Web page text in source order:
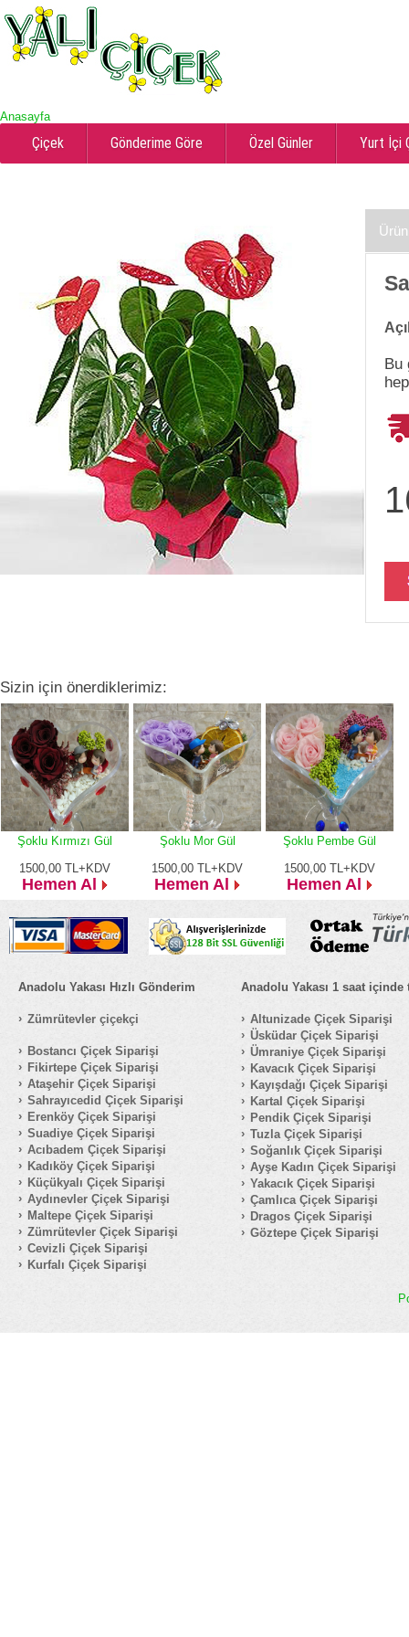
Anasayfa
Çiçek Gönderime Göre Özel Günler Yurt İçi
Bu
Sizin için önerdiklerimiz:
Şoklu Kırmızı Gül
1500,00 TL+KDV
Hemen Al
Şoklu Mor Gül
1500,00 TL+KDV
Hemen Al
Şoklu Pembe Gül
1500,00 TL+KDV
Hemen Al
Anadolu Yakası Hızlı Gönderim
Zümrütevler çiçekçi
Bostancı Çiçek Siparişi
Fikirtepe Çiçek Siparişi
Ataşehir Çiçek Siparişi
Sahrayıcedid Çiçek Siparişi
Erenköy Çiçek Siparişi
Suadiye Çiçek Siparişi
Acıbadem Çiçek Siparişi
Kadıköy Çiçek Siparişi
Küçükyalı Çiçek Siparişi
Aydınevler Çiçek Siparişi
Maltepe Çiçek Siparişi
Zümrütevler Çiçek Siparişi
Cevizli Çiçek Siparişi
Kurfalı Çiçek Siparişi
Anadolu Yakası 1 saat içinde
Altunizade Çiçek Siparişi
Üsküdar Çiçek Siparişi
Ümraniye Çiçek Siparişi
Kavacık Çiçek Siparişi
Kayışdağı Çiçek Siparişi
Kartal Çiçek Siparişi
Pendik Çiçek Siparişi
Tuzla Çiçek Siparişi
Soğanlık Çiçek Siparişi
Ayşe Kadın Çiçek Siparişi
Yakacık Çiçek Siparişi
Çamlıca Çiçek Siparişi
Dragos Çiçek Siparişi
Göztepe Çiçek Siparişi